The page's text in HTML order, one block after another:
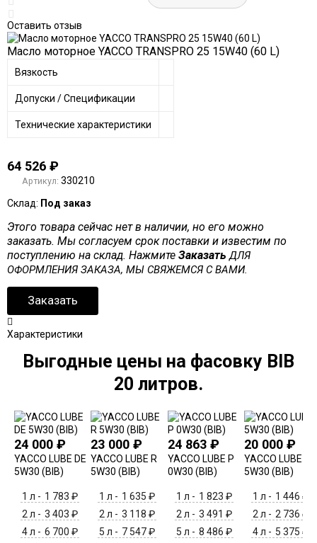
Оставить отзыв
Масло моторное YACCO TRANSPRO 25 15W40 (60 L)
Вязкость
Допуски / Спецификации
Технические характеристики
64 526 ₽
Артикул: 330210
Склад: Под заказ
Этого товара сейчас нет в наличии, но его можно
заказать. Мы согласуем срок поставки и известим по
поступлению на склад. Нажмите Заказать ДЛЯ
ОФОРМЛЕНИЯ ЗАКАЗА, МЫ СВЯЖЕМСЯ С ВАМИ.
Заказать
Характеристики
Выгодные цены на фасовку BIB
20 литров.
24 000 ₽
YACCO LUBE DE
5W30 (BIB)
1 л - 1 783 ₽
2 л - 3 403 ₽
4 л - 6 700 ₽
23 000₽
YACCO LUBE R
5W30 (BIB)
1 л - 1 635 ₽
2 л - 3 118 ₽
5 л - 7 547₽
24 863 ₽
YACCO LUBE P
0W30 (BIB)
1 л - 1 823 ₽
2 л - 3 491 ₽
5 л - 8 486 ₽
20 000₽
YACCO LUBE F
5W30 (BIB)
1 л - 1 446 ₽
2 л - 2 736 ₽
4 л - 5 375 ₽